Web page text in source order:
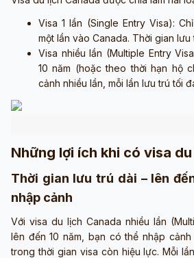
Visa 1 lần (Single Entry Visa):
một lần vào Canada. Thời gian
Visa nhiều lần (Multiple Entry
10 năm (hoặc theo thời hạn hộ
cảnh nhiều lần, mỗi lần lưu trú tối
Những lợi ích khi có visa
Thời gian lưu trú dài – lên
nhập cảnh
Với visa du lịch Canada nhiều lần
lên đến 10 năm, bạn có thể nhập
trong thời gian visa còn hiệu lực. Mỗi